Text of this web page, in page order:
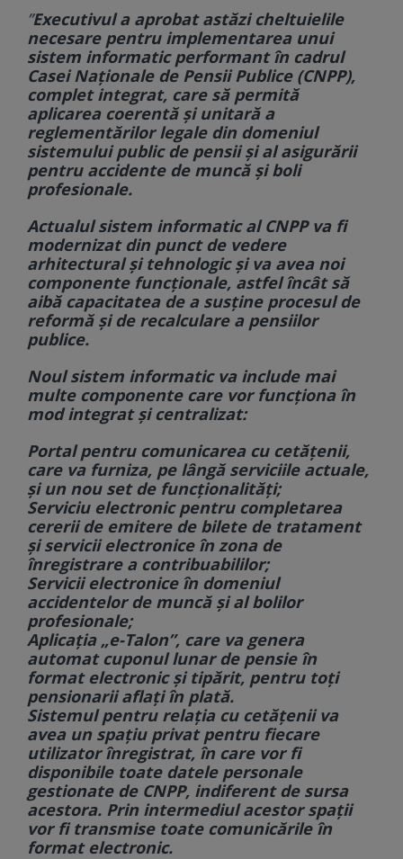
”Executivul a aprobat astăzi cheltuielile
necesare pentru implementarea unui
sistem informatic performant în cadrul
Casei Naționale de Pensii Publice (CNPP),
complet integrat, care să permită
aplicarea coerentă și unitară a
reglementărilor legale din domeniul
sistemului public de pensii și al asigurării
pentru accidente de muncă și boli
profesionale.
Actualul sistem informatic al CNPP va fi
modernizat din punct de vedere
arhitectural și tehnologic și va avea noi
componente funcționale, astfel încât să
aibă capacitatea de a susține procesul de
reformă și de recalculare a pensiilor
publice.
Noul sistem informatic va include mai
multe componente care vor funcționa în
mod integrat și centralizat:
Portal pentru comunicarea cu cetățenii,
care va furniza, pe lângă serviciile actuale,
și un nou set de funcționalități;
Serviciu electronic pentru completarea
cererii de emitere de bilete de tratament
și servicii electronice în zona de
înregistrare a contribuabililor;
Servicii electronice în domeniul
accidentelor de muncă și al bolilor
profesionale;
Aplicația „e-Talon”, care va genera
automat cuponul lunar de pensie în
format electronic și tipărit, pentru toți
pensionarii aflați în plată.
Sistemul pentru relația cu cetățenii va
avea un spațiu privat pentru fiecare
utilizator înregistrat, în care vor fi
disponibile toate datele personale
gestionate de CNPP, indiferent de sursa
acestora. Prin intermediul acestor spații
vor fi transmise toate comunicările în
format electronic.